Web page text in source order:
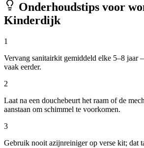
Onderhoudstips voor
Kinderdijk
1
Vervang sanitairkit gemiddeld elke 5–8
vaak eerder.
2
Laat na een douchebeurt het raam of de
aanstaan om schimmel te voorkomen.
3
Gebruik nooit azijnreiniger op verse kit; dat